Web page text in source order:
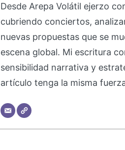
Desde Arepa Volátil ejerzo
cubriendo conciertos,
nuevas propuestas que se
escena global. Mi escritura
sensibilidad narrativa y
artículo tenga la misma